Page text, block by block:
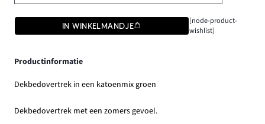
IN WINKELMANDJE
[node-product-
wishlist]
Productinformatie
Dekbedovertrek in een katoenmix groen
Dekbedovertrek met een zomers gevoel.